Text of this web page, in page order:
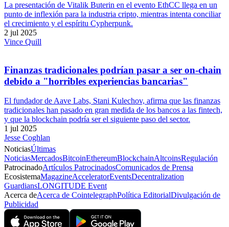
La presentación de Vitalik Buterin en el evento EthCC llega en un
punto de inflexión para la industria cripto, mientras intenta conciliar
el crecimiento y el espíritu Cypherpunk.
2 jul 2025
Vince Quill
Finanzas tradicionales podrían pasar a ser on-chain
debido a "horribles experiencias bancarias"
El fundador de Aave Labs, Stani Kulechov, afirma que las finanzas
tradicionales han pasado en gran medida de los bancos a las fintech,
y que la blockchain podría ser el siguiente paso del sector.
1 jul 2025
Jesse Coghlan
NoticiasÚltimas
NoticiasMercadosBitcoinEthereumBlockchainAltcoinsRegulación
PatrocinadoArtículos PatrocinadosComunicados de Prensa
EcosistemaMagazineAcceleratorEventsDecentralization
GuardiansLONGITUDE Event
Acerca deAcerca de CointelegraphPolítica EditorialDivulgación de
Publicidad